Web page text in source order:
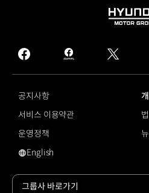
HYUNDAI
GROUP
facebook
hmg
journal
twitter
공지사항
서비스 이용약관
운영정책
탄소섬유
English
그룹사 바로가기